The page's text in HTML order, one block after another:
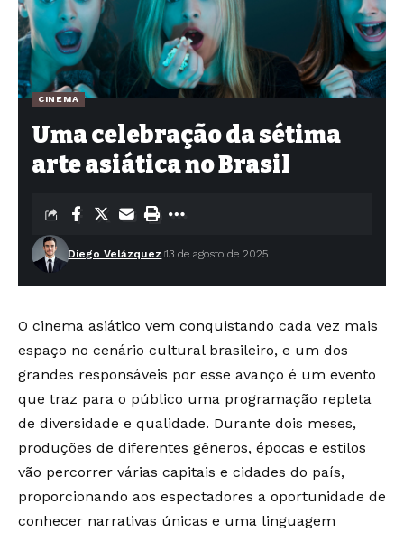
CINEMA
Uma celebração da sétima
arte asiática no Brasil
Diego Velázquez 13 de agosto de 2025
O cinema asiático vem conquistando cada vez mais
espaço no cenário cultural brasileiro, e um dos
grandes responsáveis por esse avanço é um evento
que traz para o público uma programação repleta
de diversidade e qualidade. Durante dois meses,
produções de diferentes gêneros, épocas e estilos
vão percorrer várias capitais e cidades do país,
proporcionando aos espectadores a oportunidade de
conhecer narrativas únicas e uma linguagem